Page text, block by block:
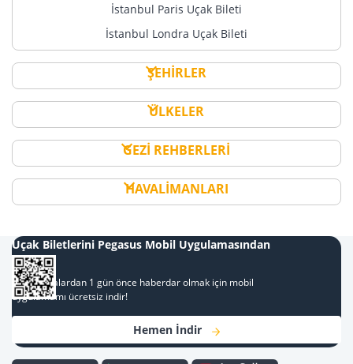
İstanbul Paris Uçak Bileti
İstanbul Londra Uçak Bileti
ŞEHİRLER
ÜLKELER
GEZİ REHBERLERİ
HAVALİMANLARI
Uçak Biletlerini Pegasus Mobil Uygulamasından
Al
Kampanyalardan 1 gün önce haberdar olmak için mobil
uygulamamı ücretsiz indir!
Hemen İndir